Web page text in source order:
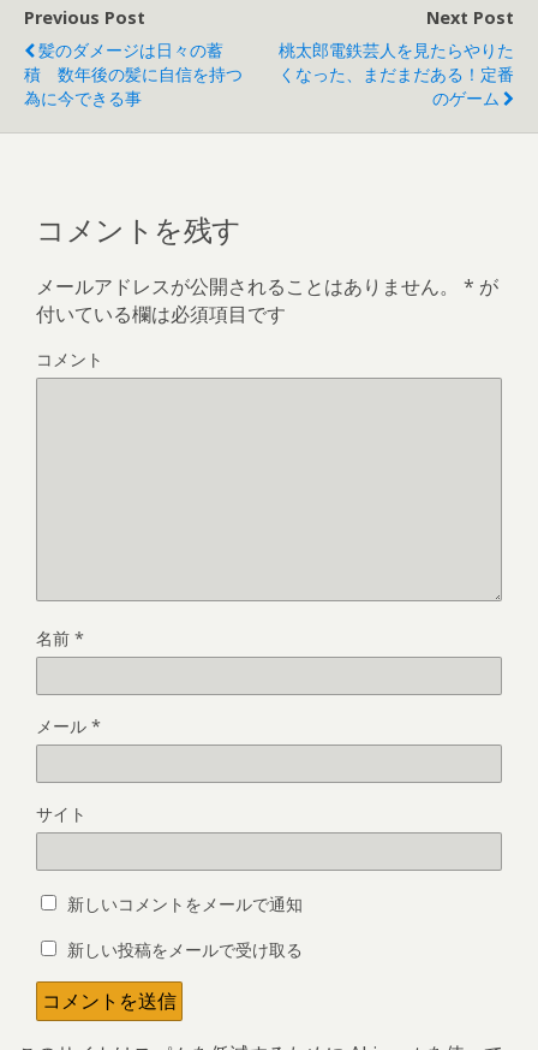
で
開
き
ま
す
)
Previous Post
髪のダメージは日々の蓄
積 数年後の髪に自信を持つ
為に今できる事
Next Post
桃太郎電鉄芸人を見たらやりた
くなった、まだまだある！定番
のゲーム
コメントを残す
メールアドレスが公開されることはありません。 * が
付いている欄は必須項目です
コメント
名前 *
メール *
サイト
新しいコメントをメールで通知
新しい投稿をメールで受け取る